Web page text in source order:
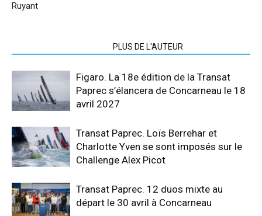
Ruyant
PLUS DE L'AUTEUR
Figaro. La 18e édition de la Transat
Paprec s’élancera de Concarneau le 18
avril 2027
Transat Paprec. Loïs Berrehar et
Charlotte Yven se sont imposés sur le
Challenge Alex Picot
Transat Paprec. 12 duos mixte au
départ le 30 avril à Concarneau